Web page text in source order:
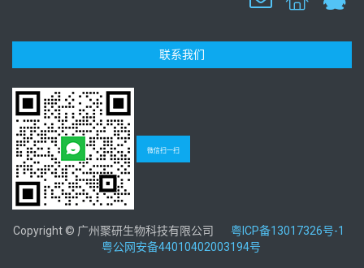
联系我们
微信扫一扫
Copyright © 广州聚研生物科技有限公司 粤ICP备13017326号-1
粤公网安备44010402003194号